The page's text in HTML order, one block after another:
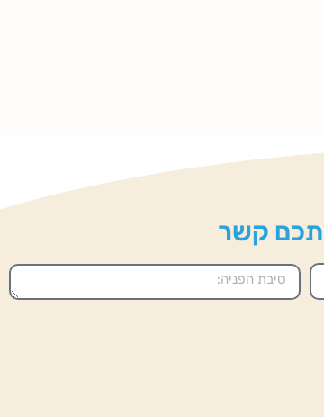
קשר